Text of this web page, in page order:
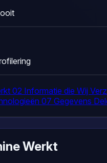
02 Informatie die Wij
07 Gegevens
Werkt